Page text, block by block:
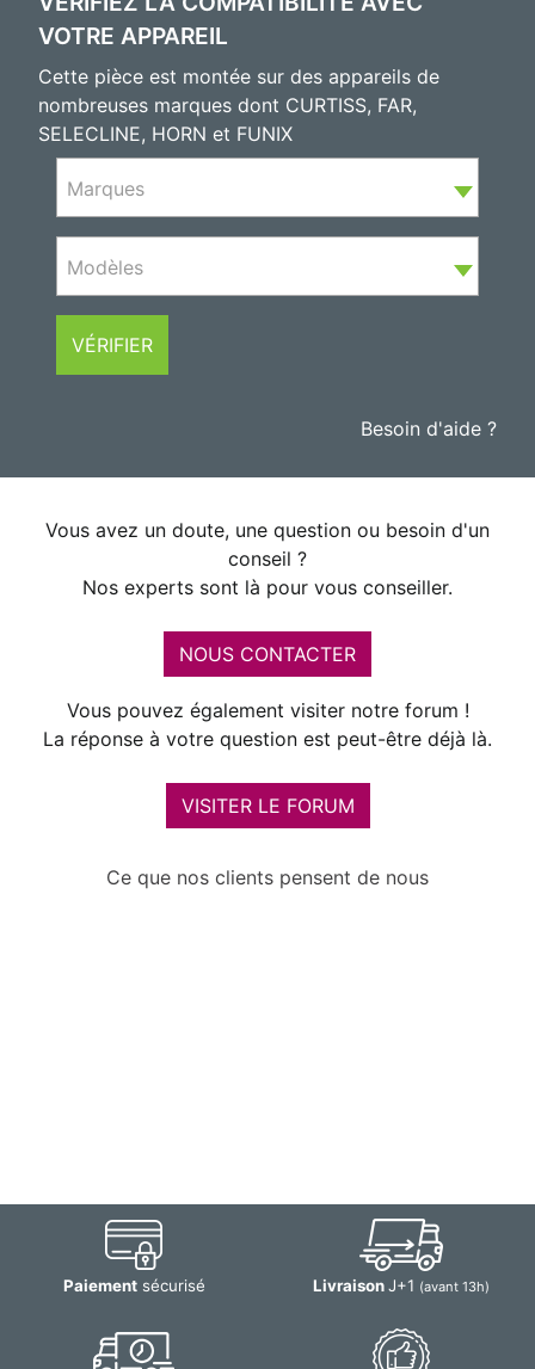
VOTRE APPAREIL
Cette pièce est montée sur des appareils de
nombreuses marques dont CURTISS, FAR,
SELECLINE, HORN et FUNIX
Marques
Modèles
VÉRIFIER
Besoin d'aide ?
Vous avez un doute, une question ou besoin d'un
conseil ?
Nos experts sont là pour vous conseiller.
NOUS CONTACTER
Vous pouvez également visiter notre forum !
La réponse à votre question est peut-être déjà là.
VISITER LE FORUM
Ce que nos clients pensent de nous
Paiementsécurisé LivraisonJ+1 (avant 13h)